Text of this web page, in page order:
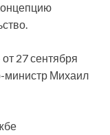
27 сентября
министр Михаил